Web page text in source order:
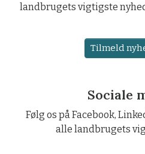
landbrugets vigtigste
Tilmeld
Sociale
Følg os på Facebook,
alle landbrugets